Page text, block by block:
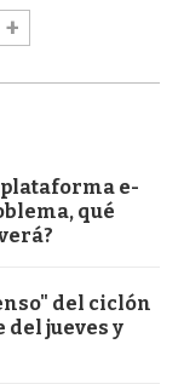
plataforma e-
qué
del ciclón
jueves y